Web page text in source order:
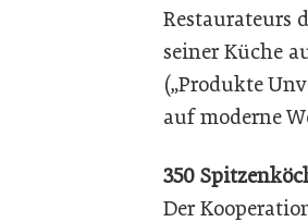
Restaurateurs
seiner Küche
(„Produkte
auf moderne
350
Der